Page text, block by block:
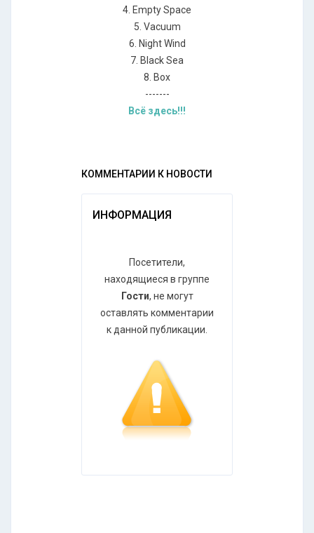
4. Empty Space
5. Vacuum
6. Night Wind
7. Black Sea
8. Box
-------
Всё здесь!!!
КОММЕНТАРИИ К НОВОСТИ
ИНФОРМАЦИЯ
Посетители,
находящиеся в группе
Гости, не могут
оставлять комментарии
к данной публикации.